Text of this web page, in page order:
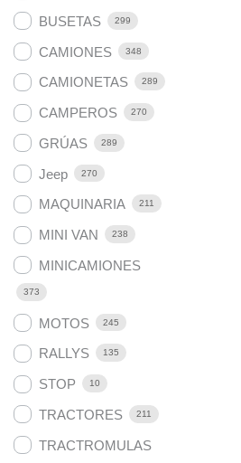
BUSETAS 299
CAMIONES 348
CAMIONETAS 289
CAMPEROS 270
GRÚAS 289
Jeep 270
MAQUINARIA 211
MINI VAN 238
MINICAMIONES
373
MOTOS 245
RALLYS 135
STOP 10
TRACTORES 211
TRACTROMULAS